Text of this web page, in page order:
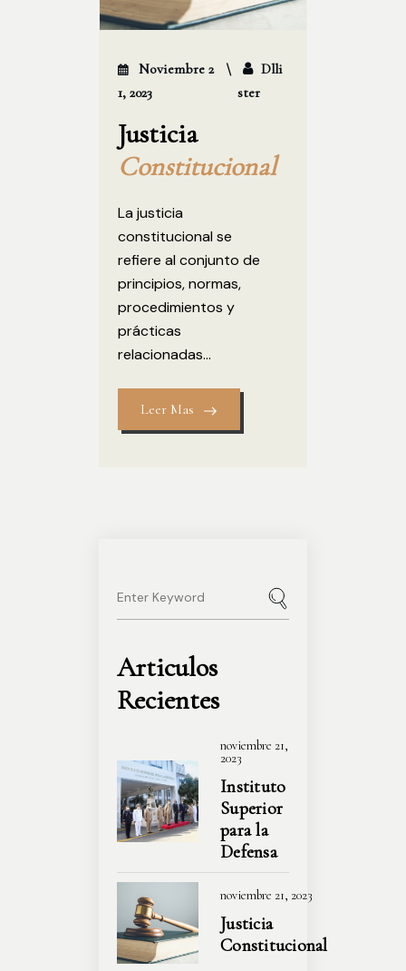
Noviembre 2
1, 2023
Dlli
Ster
Justicia
Constitucional
La justicia
constitucional se
refiere al conjunto de
principios, normas,
procedimientos y
prácticas
relacionadas...
Leer Mas
Articulos
Recientes
noviembre 21,
2023
Instituto
Superior
para la
Defensa
noviembre 21, 2023
Justicia
Constitucional